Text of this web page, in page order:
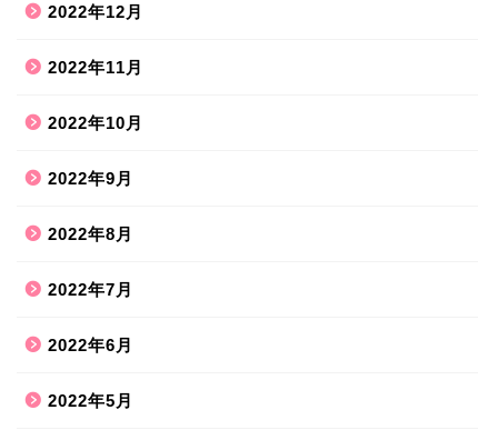
2022年12月
2022年11月
2022年10月
2022年9月
2022年8月
2022年7月
2022年6月
2022年5月